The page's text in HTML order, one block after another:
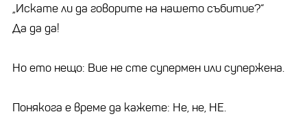
„Искате ли да говорите на нашето събитие?“
Да да да!
Но ето нещо: Вие не сте супермен или супержена.
Понякога е време да кажете: Не, не, НЕ.